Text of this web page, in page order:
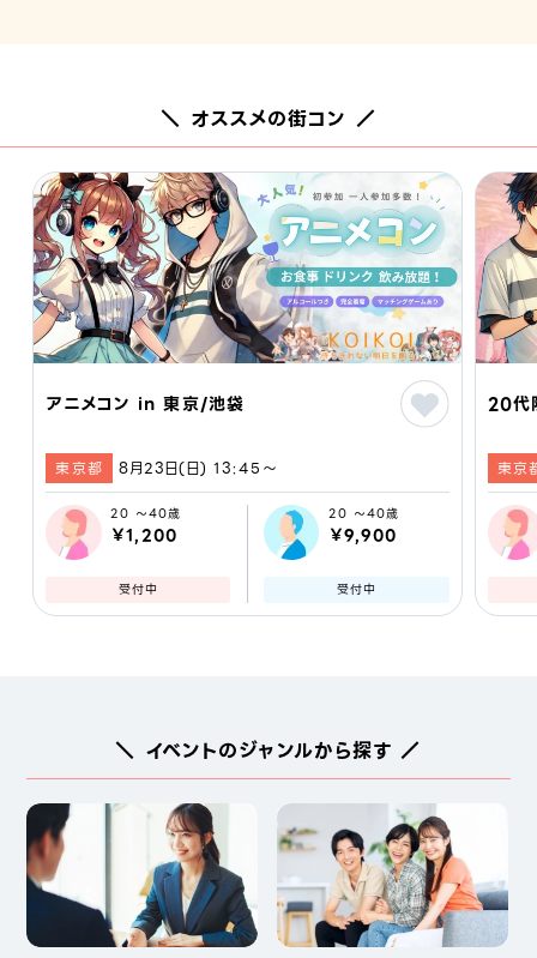
＼ オススメの街コン ／
アニメコン in 東京/池袋
東京都 8月23日(日) 13:45〜
20 ～40歳
￥1,200
受付中
20 ～40歳
￥9,900
受付中
20代
東京
＼ イベントのジャンルから探す ／